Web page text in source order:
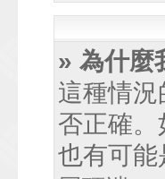
» 為什麼
這種情
否正確
也有可